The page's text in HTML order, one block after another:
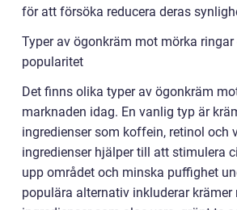
för att försöka reducera deras
Typer av ögonkräm mot mörka ringar
popularitet
Det finns olika typer av ögonkräm
marknaden idag. En vanlig typ är
ingredienser som koffein, retinol och
ingredienser hjälper till att stimulera
upp området och minska puffighet
populära alternativ inkluderar krämer